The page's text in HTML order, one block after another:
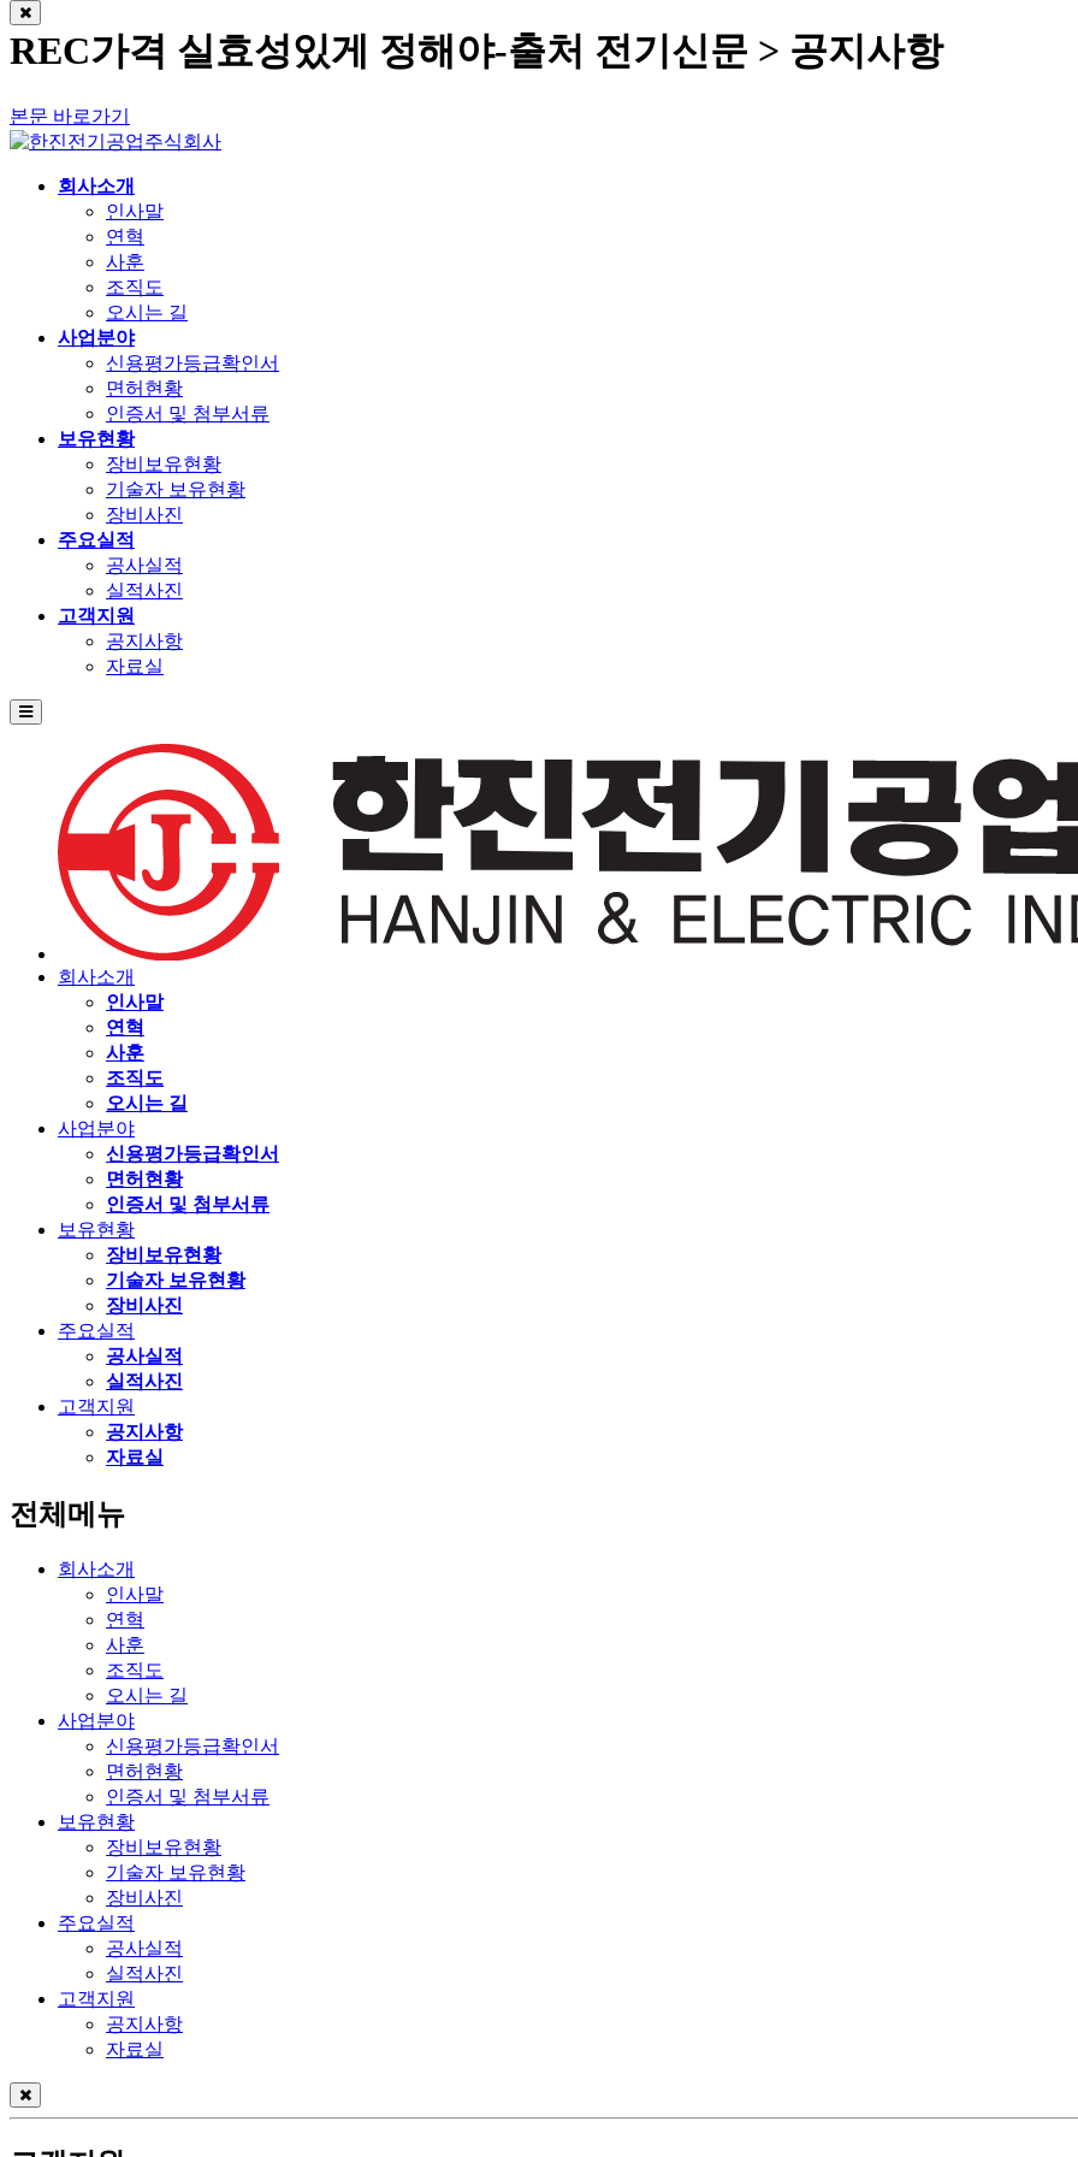
REC가격 실효성있게 정해야-출처 전기신문 > 공지사항
본문 바로가기
회사소개
인사말
연혁
사훈
조직도
오시는 길
사업분야
신용평가등급확인서
면허현황
인증서 및 첨부서류
보유현황
장비보유현황
기술자 보유현황
장비사진
주요실적
공사실적
실적사진
고객지원
공지사항
자료실
회사소개
인사말
연혁
사훈
조직도
오시는 길
사업분야
신용평가등급확인서
면허현황
인증서 및 첨부서류
보유현황
장비보유현황
기술자 보유현황
장비사진
주요실적
공사실적
실적사진
고객지원
공지사항
자료실
전체메뉴
회사소개
인사말
연혁
사훈
조직도
오시는 길
사업분야
신용평가등급확인서
면허현황
인증서 및 첨부서류
보유현황
장비보유현황
기술자 보유현황
장비사진
주요실적
공사실적
실적사진
고객지원
공지사항
자료실